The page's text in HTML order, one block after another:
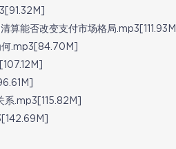
算能否改变支付市场格局.mp3[111.93M]
何.mp3[84.70M]
系.mp3[115.82M]